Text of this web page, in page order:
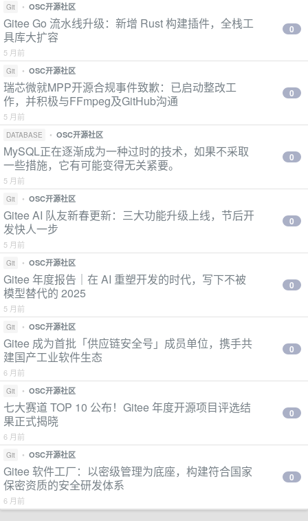
Git • OSC开源社区
Gitee Go 流水线升级：新增 Rust 构建插件，全栈工
具库大扩容
5 月前
0
Git • OSC开源社区
瑞芯微就MPP开源合规事件致歉：已启动整改工
作，并积极与FFmpeg及GitHub沟通
5 月前
0
DATABASE • OSC开源社区
MySQL正在逐渐成为一种过时的技术，如果不采取
一些措施，它有可能变得无关紧要。
5 月前
0
Git • OSC开源社区
Gitee AI 队友新春更新：三大功能升级上线，节后开
发快人一步
5 月前
0
Git • OSC开源社区
Gitee 年度报告｜在 AI 重塑开发的时代，写下不被
模型替代的 2025
5 月前
0
Git • OSC开源社区
Gitee 成为首批「供应链安全号」成员单位，携手共
建国产工业软件生态
6 月前
0
Git • OSC开源社区
七大赛道 TOP 10 公布！Gitee 年度开源项目评选结
果正式揭晓
6 月前
0
Git • OSC开源社区
Gitee 软件工厂：以密级管理为底座，构建符合国家
保密资质的安全研发体系
6 月前
0